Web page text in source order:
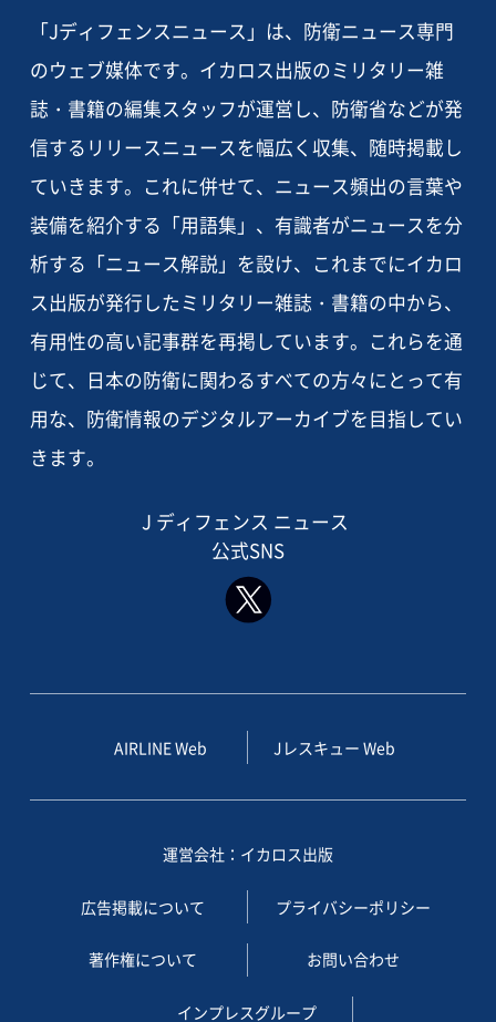
「Jディフェンスニュース」は、防衛ニュース専門
のウェブ媒体です。イカロス出版のミリタリー雑
誌・書籍の編集スタッフが運営し、防衛省などが発
信するリリースニュースを幅広く収集、随時掲載し
ていきます。これに併せて、ニュース頻出の言葉や
装備を紹介する「用語集」、有識者がニュースを分
析する「ニュース解説」を設け、これまでにイカロ
ス出版が発行したミリタリー雑誌・書籍の中から、
有用性の高い記事群を再掲しています。これらを通
じて、日本の防衛に関わるすべての方々にとって有
用な、防衛情報のデジタルアーカイブを目指してい
きます。
J ディフェンス ニュース
公式SNS
AIRLINE Web Jレスキュー Web
運営会社：イカロス出版
広告掲載について プライバシーポリシー
著作権について お問い合わせ
インプレスグループ